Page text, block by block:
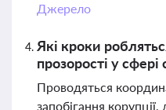
Джерело
Які кроки
прозорості у сфері
Проводяться
запобігання